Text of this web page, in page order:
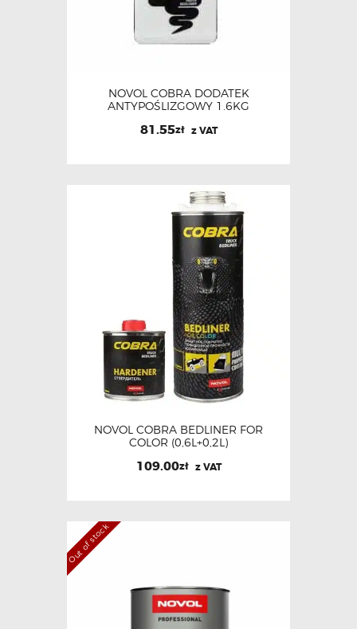
NOVOL COBRA DODATEK
ANTYPOŚLIZGOWY 1.6KG
81.55zł z VAT
NOVOL COBRA BEDLINER FOR
COLOR (0,6L+0,2L)
109.00zł z VAT
Out of stock